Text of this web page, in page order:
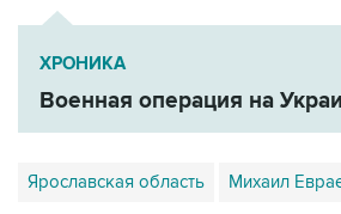
ХРОНИКА
Военная операция на
Ярославская область Михаил